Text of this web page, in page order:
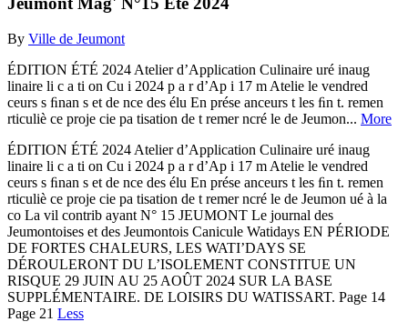
By Ville de Jeumont
ÉDITION ÉTÉ 2024 Atelier d’Application Culinaire uré inaug
linaire li c a ti on Cu i 2024 p a r d’Ap i 17 m Atelie le vendred
ceurs s ﬁnan s et de nce des élu En prése anceurs t les ﬁn t. remen
rticuliè ce proje cie pa tisation de t remer ncré le de Jeumon... More
ÉDITION ÉTÉ 2024 Atelier d’Application Culinaire uré inaug
linaire li c a ti on Cu i 2024 p a r d’Ap i 17 m Atelie le vendred
ceurs s ﬁnan s et de nce des élu En prése anceurs t les ﬁn t. remen
rticuliè ce proje cie pa tisation de t remer ncré le de Jeumon ué à la
co La vil contrib ayant N° 15 JEUMONT Le journal des
Jeumontoises et des Jeumontois Canicule Watidays EN PÉRIODE
DE FORTES CHALEURS, LES WATI’DAYS SE
DÉROULERONT DU L’ISOLEMENT CONSTITUE UN
RISQUE 29 JUIN AU 25 AOÛT 2024 SUR LA BASE
SUPPLÉMENTAIRE. DE LOISIRS DU WATISSART. Page 14
Page 21 Less